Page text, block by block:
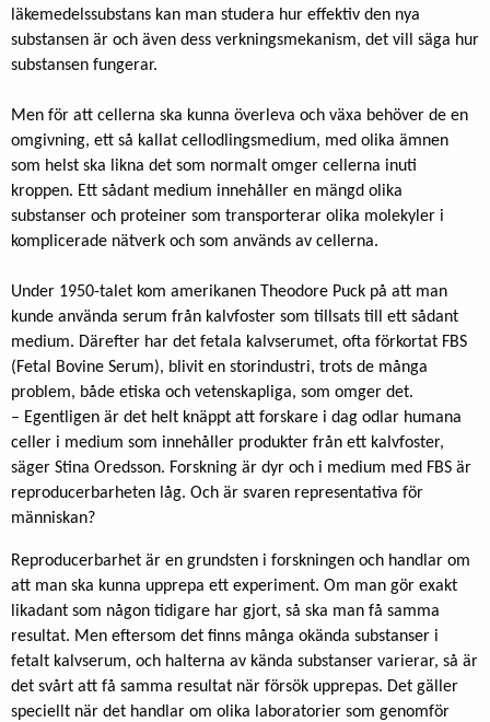
läkemedelssubstans kan man studera hur effektiv den nya
substansen är och även dess verkningsmekanism, det vill säga hur
substansen fungerar.
Men för att cellerna ska kunna överleva och växa behöver de en
omgivning, ett så kallat cellodlingsmedium, med olika ämnen
som helst ska likna det som normalt omger cellerna inuti
kroppen. Ett sådant medium innehåller en mängd olika
substanser och proteiner som transporterar olika molekyler i
komplicerade nätverk och som används av cellerna.
Under 1950-talet kom amerikanen Theodore Puck på att man
kunde använda serum från kalvfoster som tillsats till ett sådant
medium. Därefter har det fetala kalvserumet, ofta förkortat FBS
(Fetal Bovine Serum), blivit en storindustri, trots de många
problem, både etiska och vetenskapliga, som omger det.
– Egentligen är det helt knäppt att forskare i dag odlar humana
celler i medium som innehåller produkter från ett kalvfoster,
säger Stina Oredsson. Forskning är dyr och i medium med FBS är
reproducerbarheten låg. Och är svaren representativa för
människan?
Reproducerbarhet är en grundsten i forskningen och handlar om
att man ska kunna upprepa ett experiment. Om man gör exakt
likadant som någon tidigare har gjort, så ska man få samma
resultat. Men eftersom det finns många okända substanser i
fetalt kalvserum, och halterna av kända substanser varierar, så är
det svårt att få samma resultat när försök upprepas. Det gäller
speciellt när det handlar om olika laboratorier som genomför